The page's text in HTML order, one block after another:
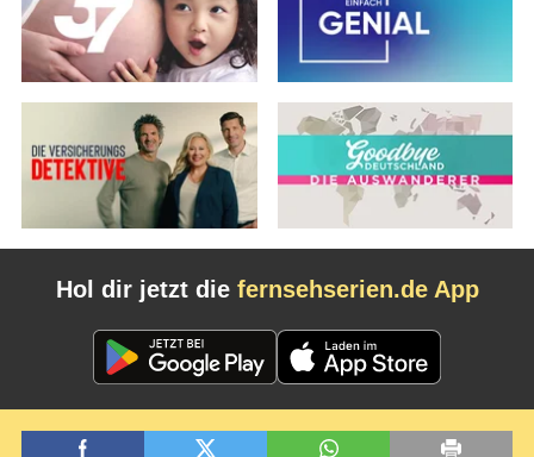
Hol dir jetzt die fernsehserien.de App